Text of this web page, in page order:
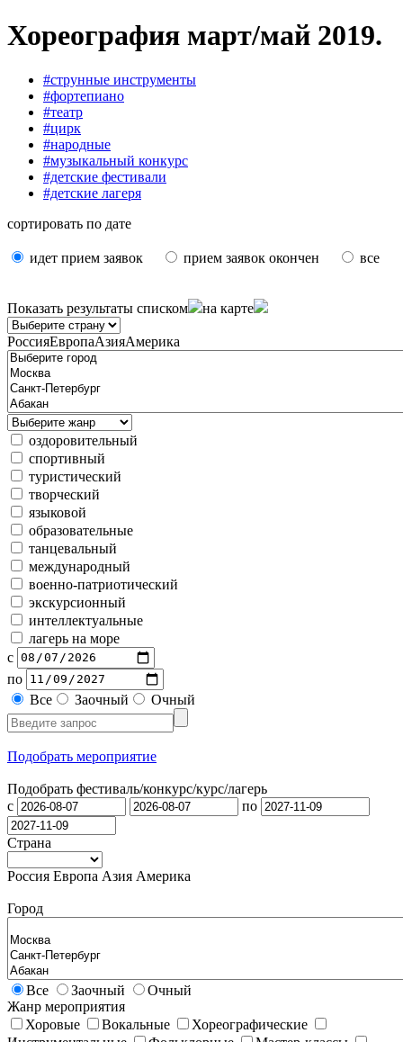
Хореография март/май 2019.
#струнные инструменты
#фортепиано
#театр
#цирк
#народные
#музыкальный конкурс
#детские фестивали
#детские лагеря
сортировать по дате
идет прием заявок прием заявок окончен все
Показать результаты списком на карте
РоссияЕвропаАзияАмерика
оздоровительный
спортивный
туристический
творческий
языковой
образовательные
танцевальный
международный
военно-патриотический
экскурсионный
интеллектуальные
лагерь на море
с
по
Все
Заочный Очный
Подобрать мероприятие
Подобрать фестиваль/конкурс/курс/лагерь
с
по
Страна
Россия Европа Азия Америка
Город
Все Заочный
Очный
Жанр мероприятия
Хоровые
Вокальные
Хореографические